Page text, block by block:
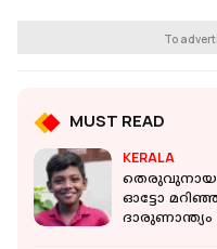
To
MUST READ
KERALA
തെരുവുനായ
ഓട്ടോ
ദാരുണാന്ത്യം